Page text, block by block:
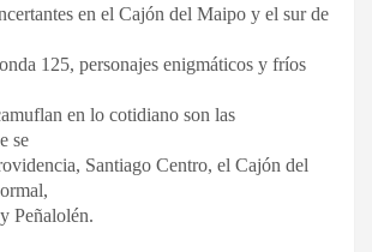
en el Cajón del Maipo y el sur de
125, personajes enigmáticos y fríos
en lo cotidiano son las
se
Santiago Centro, el Cajón del
Peñalolén.